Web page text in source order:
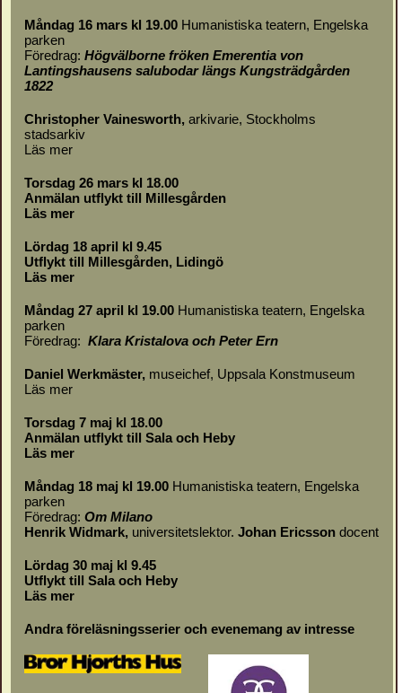
Måndag 16 mars kl 19.00 Humanistiska teatern, Engelska
parken
Föredrag: Högvälborne fröken Emerentia von
Lantingshausens salubodar längs Kungsträdgården
1822
Christopher Vainesworth, arkivarie, Stockholms
stadsarkiv
Läs mer
Torsdag 26 mars kl 18.00
Anmälan utflykt till Millesgården
Läs mer
Lördag 18 april kl 9.45
Utflykt till Millesgården, Lidingö
Läs mer
Måndag 27 april kl 19.00 Humanistiska teatern, Engelska
parken
Föredrag: Klara Kristalova och Peter Ern
Daniel Werkmäster, museichef, Uppsala Konstmuseum
Läs mer
Torsdag 7 maj kl 18.00
Anmälan utflykt till Sala och Heby
Läs mer
Måndag 18 maj kl 19.00 Humanistiska teatern, Engelska
parken
Föredrag: Om Milano
Henrik Widmark, universitetslektor. Johan Ericsson docent
Lördag 30 maj kl 9.45
Utflykt till Sala och Heby
Läs mer
Andra föreläsningsserier och evenemang av intresse